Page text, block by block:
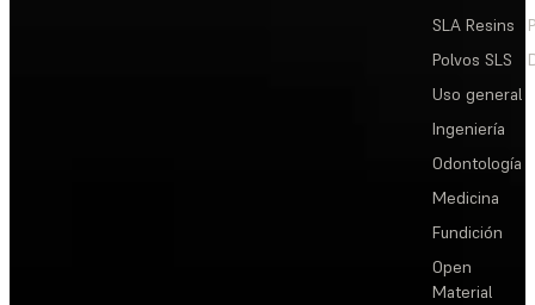
SLA Resins
Polvos SLS
Uso general
Ingeniería
Odontología
Medicina
Fundición
Open
Material